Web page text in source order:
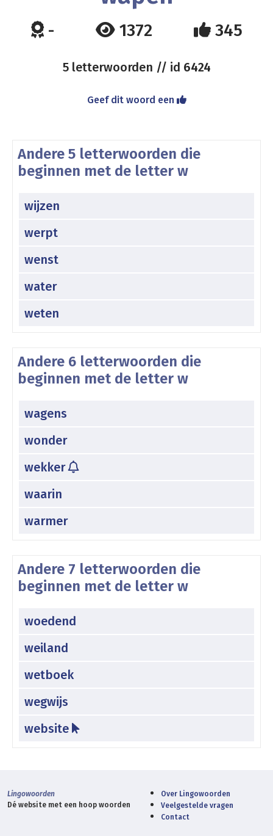
- 1372 345
5 letterwoorden // id 6424
Geef dit woord een
Andere 5 letterwoorden die
beginnen met de letter w
wijzen
werpt
wenst
water
weten
Andere 6 letterwoorden die
beginnen met de letter w
wagens
wonder
wekker
waarin
warmer
Andere 7 letterwoorden die
beginnen met de letter w
woedend
weiland
wetboek
wegwijs
website
Lingowoorden
Dé website met een hoop woorden
Over Lingowoorden
Veelgestelde vragen
Contact